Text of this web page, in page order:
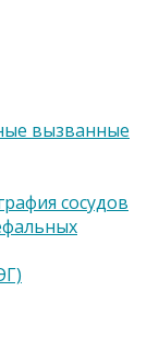
вызванные
сосудов